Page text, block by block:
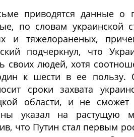
приводятся данные о
по словам украинской
и тяжелораненых,
подчеркнул, что
своих людей, хотя
к шести в ее пользу.
сроки захвата
области, и не
указал на растущую
что Путин стал первым